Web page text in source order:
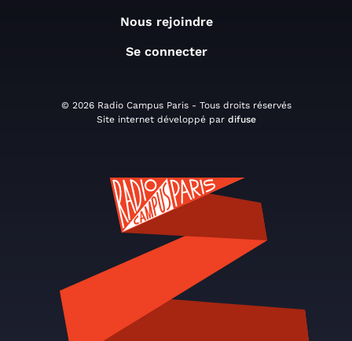
Nous rejoindre
Se connecter
© 2026 Radio Campus Paris - Tous droits réservés
Site internet développé par difuse